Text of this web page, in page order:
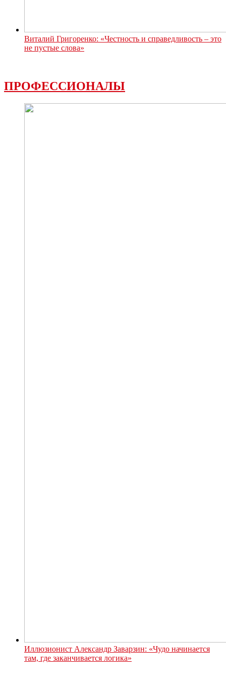
Виталий Григоренко: «Честность и справедливость – это
не пустые слова»
ПРОФЕССИОНАЛЫ
Иллюзионист Александр Заварзин: «Чудо начинается
там, где заканчивается логика»